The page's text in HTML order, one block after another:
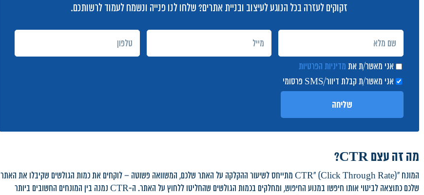
זקוקים לעזרה בכל הנוגע לעיצוב ובניית אתרים? שלחו לנו פנייה ונשמח לעמוד לרשותכם.
אני מאשר/ת את מדיניות הפרטיות
אני מאשר/ת קבלת דיוור/SMS פרסומי
שליחה
מה זה עצם CTR?
המונח "CTR" (Click Through Rate) מתייחס לשיעור ההקלקה על האתר שלכם, המשוואה פשוטה – לוקחים את כמות הגולשים שקיבלו את האתר
שלכם כתוצאה לביטוי אותו חיפשו במנוע החיפוש, ומחלקים בכמות הגולשים שהחליטו ללחוץ על האתר. ה-CTR נמנה בין המונחים החשובים ביותר